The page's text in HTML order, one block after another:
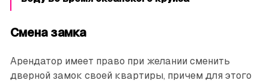
Смена замка
Арендатор имеет право при желании сменить
дверной замок своей квартиры, причем для этого